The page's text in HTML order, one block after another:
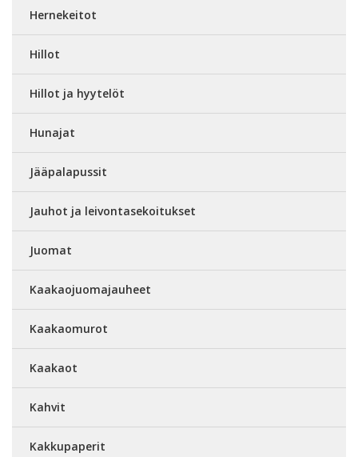
Hernekeitot
Hillot
Hillot ja hyytelöt
Hunajat
Jääpalapussit
Jauhot ja leivontasekoitukset
Juomat
Kaakaojuomajauheet
Kaakaomurot
Kaakaot
Kahvit
Kakkupaperit